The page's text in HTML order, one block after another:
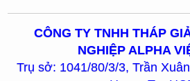
CÔNG TY TNHH THÁP
NGHIỆP ALPHA
Trụ sở: 1041/80/3/3, Trần